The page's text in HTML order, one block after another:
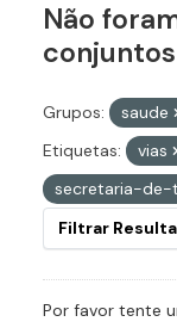
Não
Grupos: saude
Etiquetas:
vias
secretaria-
Filtrar
Por favor tente